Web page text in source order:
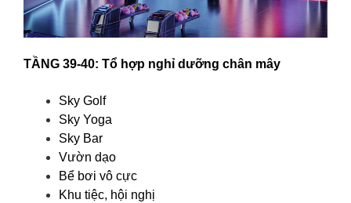
TẦNG 39-40: Tổ hợp nghỉ dưỡng chân mây
Sky Golf
Sky Yoga
Sky Bar
Vườn dạo
Bể bơi vô cực
Khu tiệc, hội nghị